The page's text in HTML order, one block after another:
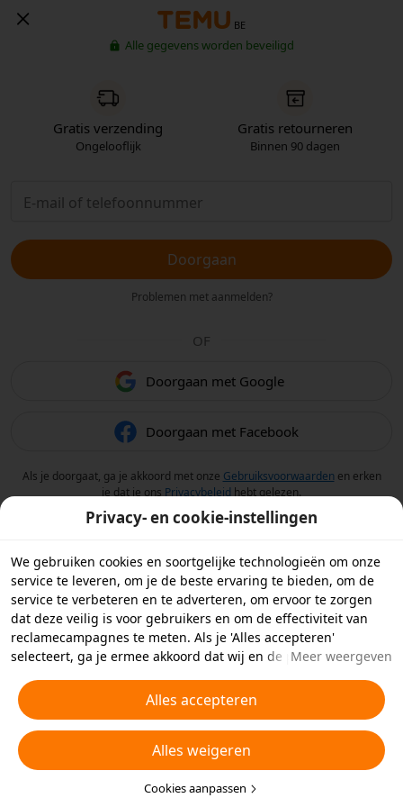
BE
Alle gegevens worden beveiligd
Gratis verzending
Ongelooflijk
Gratis retourneren
Binnen 90 dagen
Doorgaan
Problemen met aanmelden?
OF
Doorgaan met Google
Doorgaan met Facebook
Als je doorgaat, ga je akkoord met onze Gebruiksvoorwaarden en erken
je dat je ons Privacybeleid hebt gelezen.
Privacy- en cookie-instellingen
We gebruiken cookies en soortgelijke technologieën om onze
service te leveren, om je de beste ervaring te bieden, om de
service te verbeteren en te adverteren, om ervoor te zorgen
dat deze veilig is voor gebruikers en om de effectiviteit van
reclamecampagnes te meten. Als je 'Alles accepteren'
selecteert, ga je ermee akkoord dat wij en de partners
technologieën op je apparaat opslaan voor
reclamedoeleinden. Je kunt ook kiezen welke typen cookies je
wilt toestaan of afwijzen door hieronder of in je
privacyinstellingen op 'Cookies aanpassen' te klikken.
Raadpleeg voor meer informatie onsBeleid inzake cookies en
soortgelijke technologieën.
Meer weergeven
Alles accepteren
Alles weigeren
Cookies aanpassen